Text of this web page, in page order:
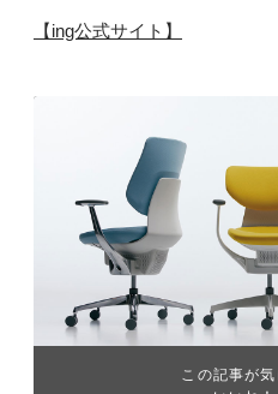
【ing公式サイト】
この記事が